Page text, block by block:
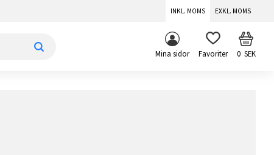
INKL. MOMS EXKL. MOMS
Mina sidor FAVORITER 0SEK